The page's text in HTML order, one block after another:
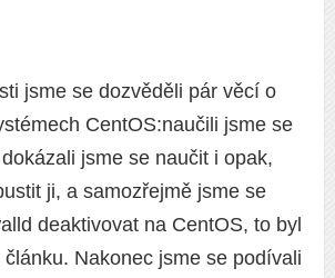
jsme se dozvěděli pár věcí o
CentOS:naučili jsme se
jsme se naučit i opak,
ji, a samozřejmě jsme se
deaktivovat na CentOS, to byl
Nakonec jsme se podívali